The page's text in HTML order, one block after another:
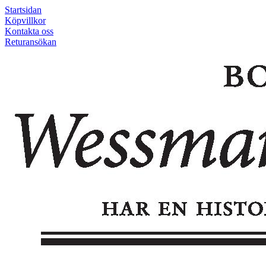
Startsidan
Köpvillkor
Kontakta oss
Returansökan